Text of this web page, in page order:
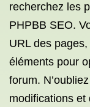
recherchez les
PHPBB SEO.
URL des
éléments pour
forum.
modifications et